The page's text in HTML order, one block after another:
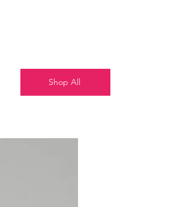
Shop All